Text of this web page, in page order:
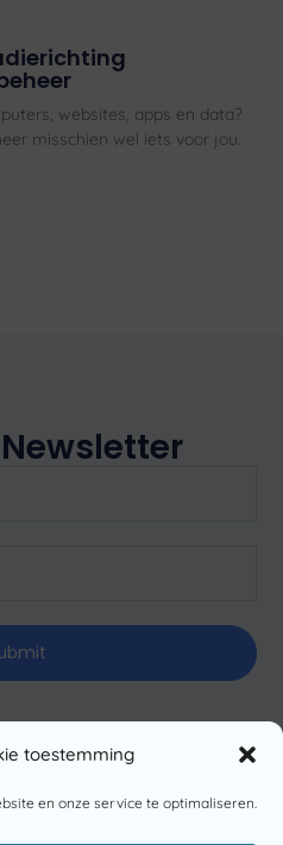
toestemming
en onze service te optimaliseren.
websites, apps en data?
misschien wel iets voor jou.